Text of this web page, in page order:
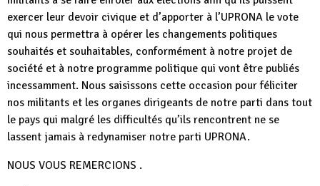
exercer leur devoir civique et d’apporter à l’UPRONA le vote
qui nous permettra à opérer les changements politiques
souhaités et souhaitables, conformément à notre projet de
société et à notre programme politique qui vont être publiés
incessamment. Nous saisissons cette occasion pour féliciter
nos militants et les organes dirigeants de notre parti dans tout
le pays qui malgré les difficultés qu’ils rencontrent ne se
lassent jamais à redynamiser notre parti UPRONA.
NOUS VOUS REMERCIONS .